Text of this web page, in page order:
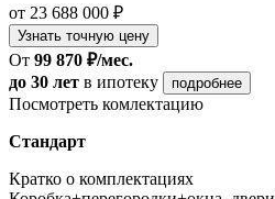
от 23 688 000 ₽
Узнать точную цену
От 99 870 ₽/мес.
до 30 лет в ипотеку подробнее
Посмотреть комлектацию
Стандарт
Кратко о комплектациях